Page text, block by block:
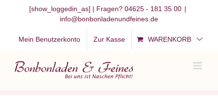
springen
[show_loggedin_as] | Fragen? 04625 - 181 35 00 |
info@bonbonladenundfeines.de
Mein Benutzerkonto Zur Kasse WARENKORB